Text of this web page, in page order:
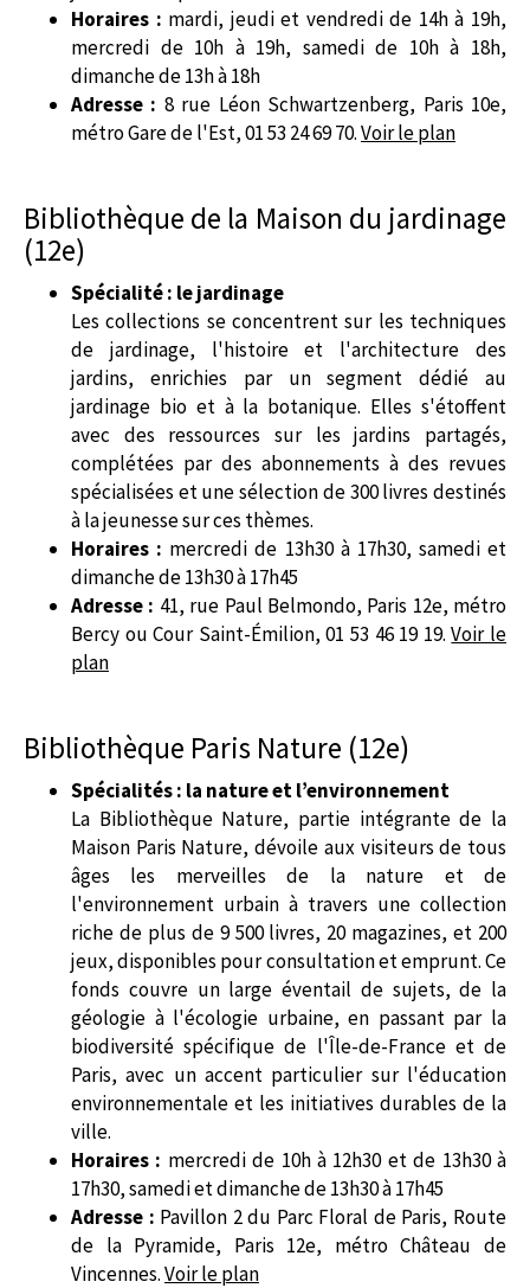
Horaires : mardi, jeudi et vendredi de 14h à 19h,
mercredi de 10h à 19h, samedi de 10h à 18h,
dimanche de 13h à 18h
Adresse : 8 rue Léon Schwartzenberg, Paris 10e,
métro Gare de l'Est, 01 53 24 69 70.Voir le plan
Bibliothèque de la Maison du jardinage
(12e)
Spécialité : le jardinage
Les collections se concentrent sur les techniques
de jardinage, l'histoire et l'architecture des
jardins, enrichies par un segment dédié au
jardinage bio et à la botanique. Elles s'étoffent
avec des ressources sur les jardins partagés,
complétées par des abonnements à des revues
spécialisées et une sélection de 300 livres destinés
à la jeunesse sur ces thèmes.
Horaires : mercredi de 13h30 à 17h30, samedi et
dimanche de 13h30 à 17h45
Adresse : 41, rue Paul Belmondo, Paris 12e, métro
Bercy ou Cour Saint-Émilion, 01 53 46 19 19.Voir le
plan
Bibliothèque Paris Nature (12e)
Spécialités : la nature et l’environnement
La Bibliothèque Nature, partie intégrante de la
Maison Paris Nature, dévoile aux visiteurs de tous
âges les merveilles de la nature et de
l'environnement urbain à travers une collection
riche de plus de 9 500 livres, 20 magazines, et 200
jeux, disponibles pour consultation et emprunt. Ce
fonds couvre un large éventail de sujets, de la
géologie à l'écologie urbaine, en passant par la
biodiversité spécifique de l'Île-de-France et de
Paris, avec un accent particulier sur l'éducation
environnementale et les initiatives durables de la
ville.
Horaires : mercredi de 10h à 12h30 et de 13h30 à
17h30, samedi et dimanche de 13h30 à 17h45
Adresse : Pavillon 2 du Parc Floral de Paris, Route
de la Pyramide, Paris 12e, métro Château de
Vincennes.Voir le plan